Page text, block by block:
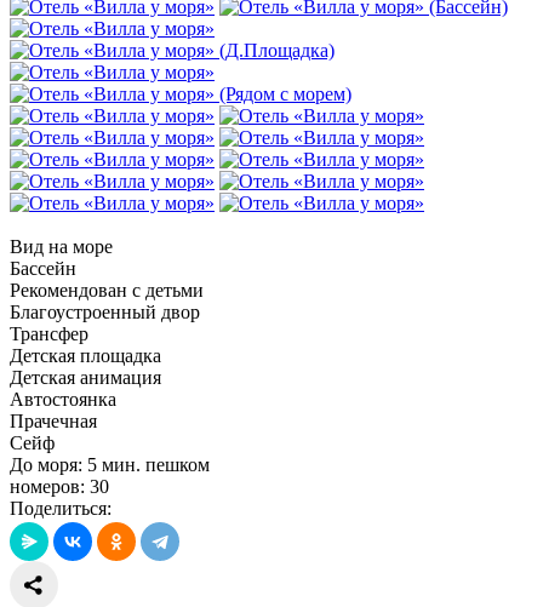
Вид на море
Бассейн
Рекомендован с детьми
Благоустроенный двор
Трансфер
Детская площадка
Детская анимация
Автостоянка
Прачечная
Сейф
До моря: 5 мин. пешком
номеров: 30
Поделиться: